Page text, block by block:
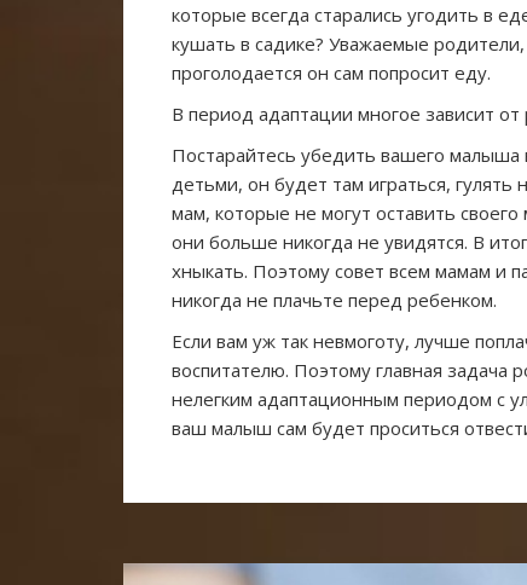
которые всегда старались угодить в
кушать в садике? Уважаемые
проголодается он сам попросит еду.
В период адаптации многое зависит
Постарайтесь убедить вашего
детьми, он будет там играться,
мам, которые не могут оставить
они больше никогда не увидятся. В
хныкать. Поэтому совет всем мамам и
никогда не плачьте перед ребенком.
Если вам уж так невмоготу, лучше
воспитателю. Поэтому главная задача
нелегким адаптационным периодом с
ваш малыш сам будет проситься